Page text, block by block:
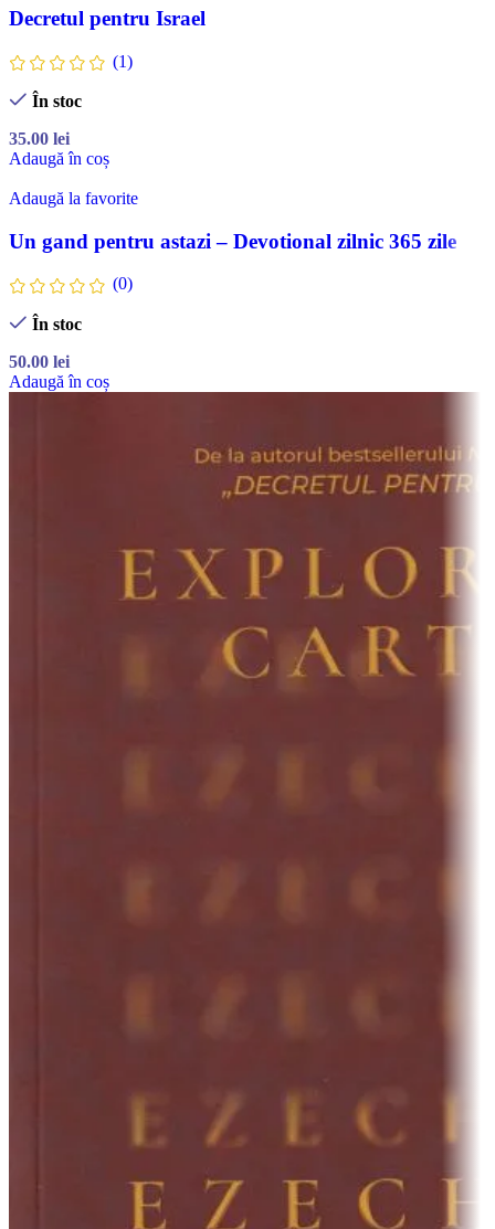
Decretul pentru Israel
(1)
În stoc
35.00 lei
Adaugă în coș
Adaugă la favorite
Un gand pentru astazi – Devotional zilnic 365 zile
(0)
În stoc
50.00 lei
Adaugă în coș